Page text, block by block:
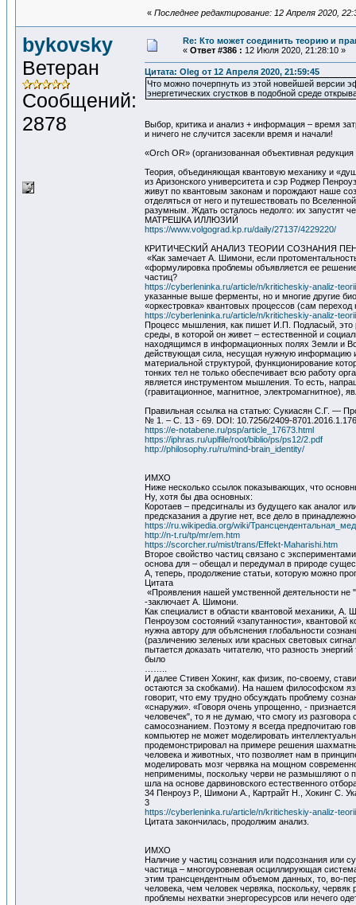
« Последнее редактирование: 12 Апреля 2020,
bykovsky
Ветеран
Сообщений:
2878
Re: Кто может соединить теорию и
« Ответ #386 : 12 Июля 2020, 21:28:10 »
Цитата: Oleg от 12 Апреля 2020, 21:59:45
Что можно почерпнуть из этой новейшей версии
энергетических сгустков в подобной среде
Выбор, критика и анализ + информация – время
и ничего не случится засекли время и начали!
«Orch OR» (организованная объективная редукция
Теория, объединяющая квантовую механику и
из Аризонского университета и сэр Роджер
живут по квантовым законам и порождают наше
отделяться от него и путешествовать по
разумным. Ждать осталось недолго: их запустят
МАТРЕШКА ИЛЛЮЗИЙ
https://www.volgograd.kp.ru/daily/27137/4229220/
КРИТИЧЕСКИЙ АНАЛИЗ ТЕОРИИ СОЗНАНИЯ
«Как замечает А. Шимони, если
«формулировка проблемы объявляется ее
частиц?
https://cyberleninka.ru/article/n/kriticheskiy-analiz-
указанные выше ферменты, но и многие другие
«оркестровка» квантовых процессов (сам
https://cyberleninka.ru/article/n/kriticheskiy-analiz-
Процесс мышления, как пишет И.П. Подласый, это
среды, в которой он живет – естественной и
находящимся в информационных полях Земли и
действующая сила, несущая нужную информацию
материальной структурой, функционирование
тонких тел не только обеспечивает всю работу
является инструментом мышления. То есть,
(гравитационное, магнитное, электромагнитное),
Правильная ссылка на статью: Сукиасян С.Г. —
№ 1. – С. 13 - 69. DOI: 10.7256/2409-
https://e-notabene.ru/psp/article_17673.html
https://iphras.ru/uplfile/root/biblio/ps/ps12/2.pdf
http://philosophy.ru/ru/mind-brain_identity/
ИМХО
Ниже несколько ссылок показывающих, что
Ну, хотя бы два основных:
Коротаев – предсигналы из будущего как аналог
предсказания а другие нет, все дело в
https://ru.wikipedia.org/wiki/
http://n-t.ru/tp/mr/em.htm
https://scorcher.ru/mist/trans/Effekt-Maharishi.htm
Второе свойство частиц связано с
основа для – обещал и передумал в природе
А, теперь, продолжение статьи, которую можно
Цитата
«Проявления нашей умственной деятельности не
-заключает А. Шимони.
Как специалист в области квантовой механики,
Пенроузом состояний «запутанности», квантовой
нужна автору для объяснения глобальности
(различению зеленых или красных световых
пытается доказать читателю, что разность
было
И далее Стивен Хокинг, как физик, по-своему,
остаются за скобками). На нашем философском
говорит, что ему трудно обсуждать проблему
«снаружи». «Говоря очень упрощенно, -
человечек", то я не думаю, что смогу из
самосознанием. Поэтому я всегда предпочитаю
компьютер не может моделировать
продемонстрировал на примере решения
человека и животных, что позволяет нам в
моделировать мозг червяка на мощном
неприменимы, поскольку черви не размышляют о
шла на основе дарвиновского естественного
34 Пенроуз Р., Шимони А., Картрайт Н., Хокинг С.
3
https://cyberleninka.ru/article/n/kriticheskiy-analiz-
Цитата закончилась, продолжим анализ.
ИМХО
Наличие у частиц сознания или подсознания или
частица – многоуровневая осциллирующая
этим трансцендентным объемом данных, то, во-
человека, чем человек червяка, поскольку,
проблемы нехватки энергоресурсов или нечего